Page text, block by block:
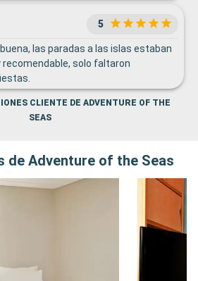
5
las paradas a las islas estaban
solo faltaron
CLIENTE DE ADVENTURE OF THE
SEAS
de Adventure of the Seas